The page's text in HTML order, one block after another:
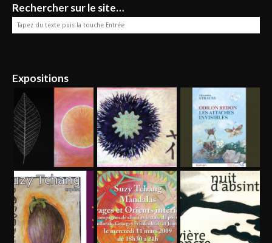
Rechercher sur le site…
Expositions